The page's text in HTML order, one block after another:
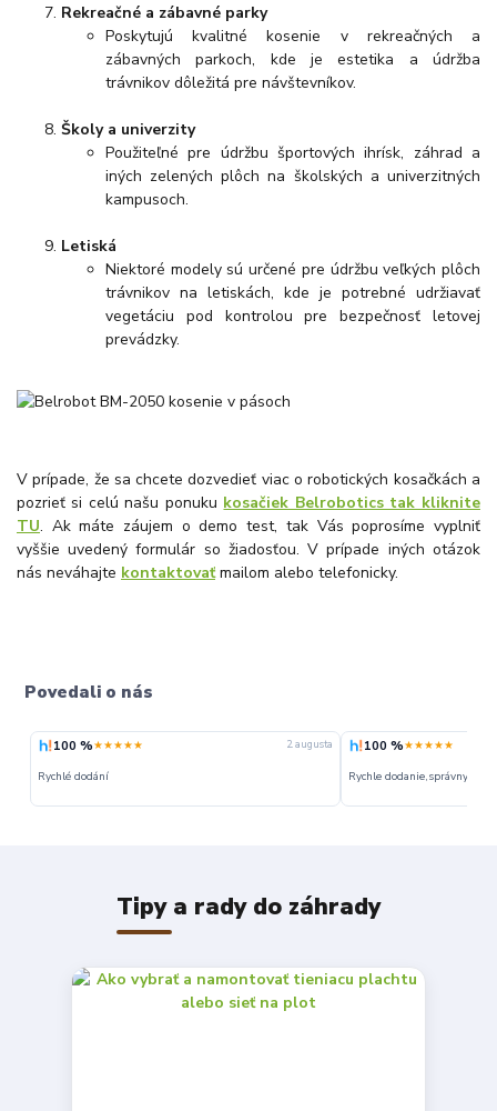
Rekreačné a zábavné parky
Poskytujú kvalitné kosenie v rekreačných a
zábavných parkoch, kde je estetika a údržba
trávnikov dôležitá pre návštevníkov.
Školy a univerzity
Použiteľné pre údržbu športových ihrísk, záhrad a
iných zelených plôch na školských a univerzitných
kampusoch.
Letiská
Niektoré modely sú určené pre údržbu veľkých plôch
trávnikov na letiskách, kde je potrebné udržiavať
vegetáciu pod kontrolou pre bezpečnosť letovej
prevádzky.
V prípade, že sa chcete dozvedieť viac o robotických kosačkách a
pozrieť si celú našu ponuku kosačiek Belrobotics tak kliknite
TU. Ak máte záujem o demo test, tak Vás poprosíme vyplniť
vyššie uvedený formulár so žiadosťou. V prípade iných otázok
nás neváhajte kontaktovaťmailom alebo telefonicky.
Povedali o nás
100 %★★★★★ 2. augusta
Rychlé dodání
100 %★★★★★
Rychle dodanie,správny typ
Tipy a rady do záhrady